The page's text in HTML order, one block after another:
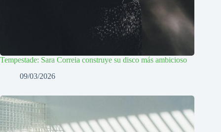
Tempestade: Sara Correia construye su disco más ambicioso
09/03/2026